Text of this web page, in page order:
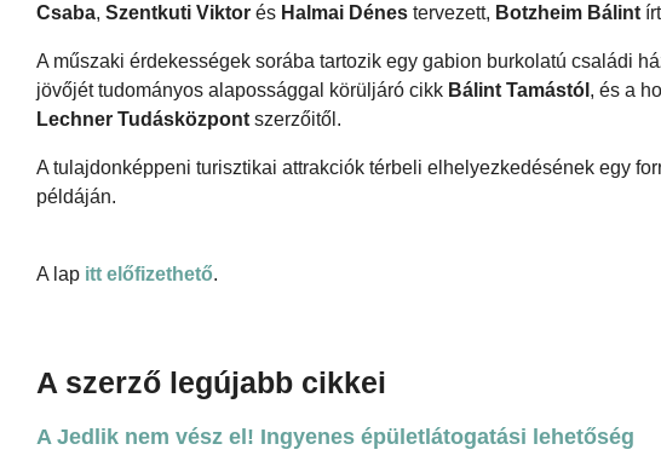
Csaba, Szentkuti Viktor és Halmai Dénes tervezett, Botzheim Bálint
A műszaki érdekességek sorába tartozik egy gabion burkolatú családi
jövőjét tudományos alapossággal körüljáró cikk Bálint Tamástól , és a
Lechner Tudásközpont szerzőitől.
A tulajdonképpeni turisztikai attrakciók térbeli elhelyezkedésének egy
példáján.
A lap itt előfizethető.
A szerző legújabb cikkei
A Jedlik nem vész el! Ingyenes épületlátogatási lehetőség